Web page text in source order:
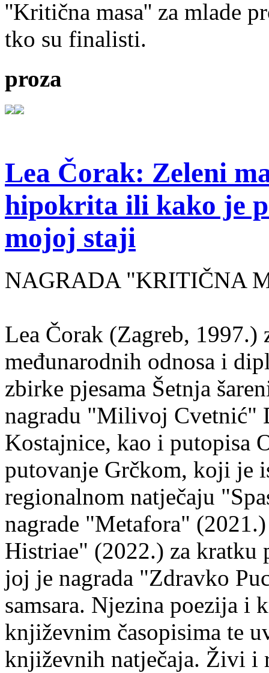
''Kritična masa'' za mlade
tko su finalisti.
proza
Lea Čorak: Zeleni
hipokrita ili kako je
mojoj staji
NAGRADA "KRITIČNA
Lea Čorak (Zagreb,
međunarodnih odnosa i
zbirke pjesama Šetnja
nagradu "Milivoj Cvetnić"
Kostajnice, kao i putopisa
putovanje Grčkom, koji je
regionalnom natječaju
nagrade "Metafora"
Histriae" (2022.) za kratku
joj je nagrada "Zdravko
samsara. Njezina poezija i
književnim časopisima te
književnih natječaja. Živi i